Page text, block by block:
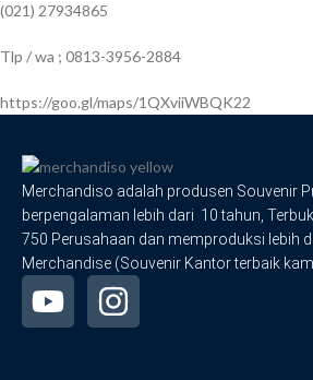
(021) 27934865
Tlp / wa ; 0813-3956-2884
https://goo.gl/maps/1QXviiWBQK22
Merchandiso adalah produsen Souvenir
berpengalaman lebih dari 10 tahun,
750 Perusahaan dan memproduksi lebih
Merchandise (Souvenir Kantor terbaik